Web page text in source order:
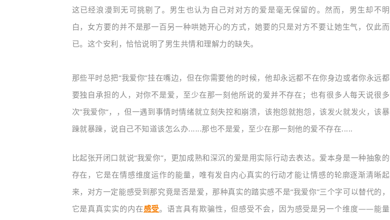
这已经浪漫到无可挑剔了。 男生也认为自己对对方的爱是毫无保留的。 然而，男生却不明
白，女方要的并不是那一百另一种哄她开心的方式，她要的只是对方不要让她生气，仅此而
已。这个安利，恰恰说明了男生共情和理解力的缺失。
那些平时总把“我爱你”挂在嘴边，但在你需要他的时候，他却永远都不在你身边或者你永远都
要独自承担的人，对你不是爱，至少在那一刻他所说的爱并不存在；也有很多人每天说很多
次”我爱你“，，但一遇到事情时情绪就立刻失控和崩溃，该抱怨就抱怨，该发火就发火，该暴
躁就暴躁，说自己不知道该怎么办......那也不是爱，至少在那一刻他的爱不存在.....
比起张开闭口就说“我爱你”，更加成熟和深沉的爱是用实际行动去表达。爱本身是一种抽象的
存在，它是在情感维度运作的能量，唯有发自内心真实的行动才能让情感的轮廓逐渐清晰起
来，对方一定能感受到那究竟是否是爱，那种真实的踏实感不是“我爱你”三个字可以替代的，
它是真真实实的内在感受。语言具有欺骗性，但感受不会，因为感受是另一个维度——能量